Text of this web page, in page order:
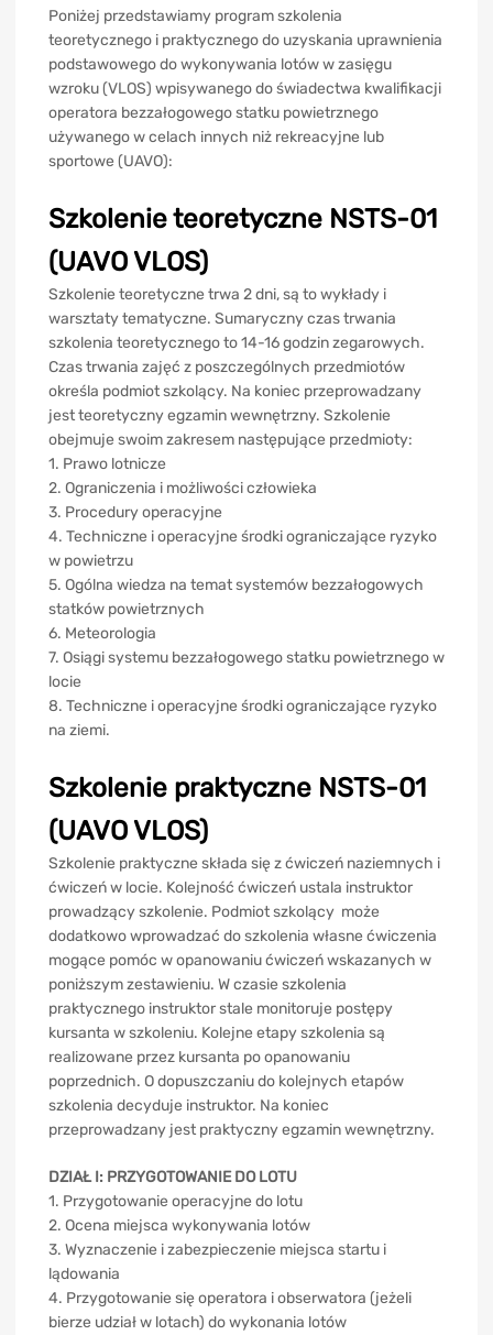
Poniżej przedstawiamy program szkolenia
teoretycznego i praktycznego do uzyskania uprawnienia
podstawowego do wykonywania lotów w zasięgu
wzroku (VLOS) wpisywanego do świadectwa kwalifikacji
operatora bezzałogowego statku powietrznego
używanego w celach innych niż rekreacyjne lub
sportowe (UAVO):
Szkolenie teoretyczne NSTS-01
(UAVO VLOS)
Szkolenie teoretyczne trwa 2 dni, są to wykłady i
warsztaty tematyczne. Sumaryczny czas trwania
szkolenia teoretycznego to 14-16 godzin zegarowych.
Czas trwania zajęć z poszczególnych przedmiotów
określa podmiot szkolący. Na koniec przeprowadzany
jest teoretyczny egzamin wewnętrzny. Szkolenie
obejmuje swoim zakresem następujące przedmioty:
1. Prawo lotnicze
2. Ograniczenia i możliwości człowieka
3. Procedury operacyjne
4. Techniczne i operacyjne środki ograniczające ryzyko
w powietrzu
5. Ogólna wiedza na temat systemów bezzałogowych
statków powietrznych
6. Meteorologia
7. Osiągi systemu bezzałogowego statku powietrznego w
locie
8. Techniczne i operacyjne środki ograniczające ryzyko
na ziemi.
Szkolenie praktyczne NSTS-01
(UAVO VLOS)
Szkolenie praktyczne składa się z ćwiczeń naziemnych i
ćwiczeń w locie. Kolejność ćwiczeń ustala instruktor
prowadzący szkolenie. Podmiot szkolący może
dodatkowo wprowadzać do szkolenia własne ćwiczenia
mogące pomóc w opanowaniu ćwiczeń wskazanych w
poniższym zestawieniu. W czasie szkolenia
praktycznego instruktor stale monitoruje postępy
kursanta w szkoleniu. Kolejne etapy szkolenia są
realizowane przez kursanta po opanowaniu
poprzednich. O dopuszczaniu do kolejnych etapów
szkolenia decyduje instruktor. Na koniec
przeprowadzany jest praktyczny egzamin wewnętrzny.
DZIAŁ I: PRZYGOTOWANIE DO LOTU
1. Przygotowanie operacyjne do lotu
2. Ocena miejsca wykonywania lotów
3. Wyznaczenie i zabezpieczenie miejsca startu i
lądowania
4. Przygotowanie się operatora i obserwatora (jeżeli
bierze udział w lotach) do wykonania lotów